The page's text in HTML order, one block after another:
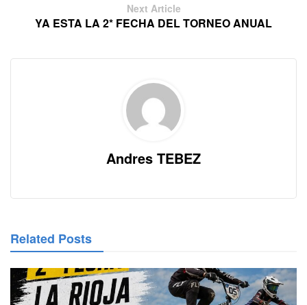
Next Article
YA ESTA LA 2* FECHA DEL TORNEO ANUAL
Andres TEBEZ
Related Posts